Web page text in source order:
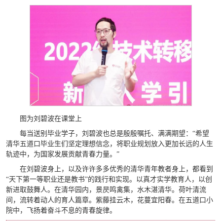
图为刘碧波在课堂上
每当送别毕业学子，刘碧波也总是殷殷嘱托、满满期望：“希望
清华五道口毕业生们坚定理想信念，将职业规划放入更加长远的人生
轨迹中，为国家发展贡献青春力量。”
在刘碧波身上，以及许许多多优秀的清华青年教者身上，都看到
“天下第一等职业还是教书”的践行和实现。以真才实学教育人，以创
新进取鼓舞人。在清华园内，景昃鸣禽集，水木湛清华。荷叶清流
间，流转着动人的育人篇章。紫藤挂云木，花蔓宜阳春。在五道口小
院中，飞扬着奋斗不息的青春旋律。